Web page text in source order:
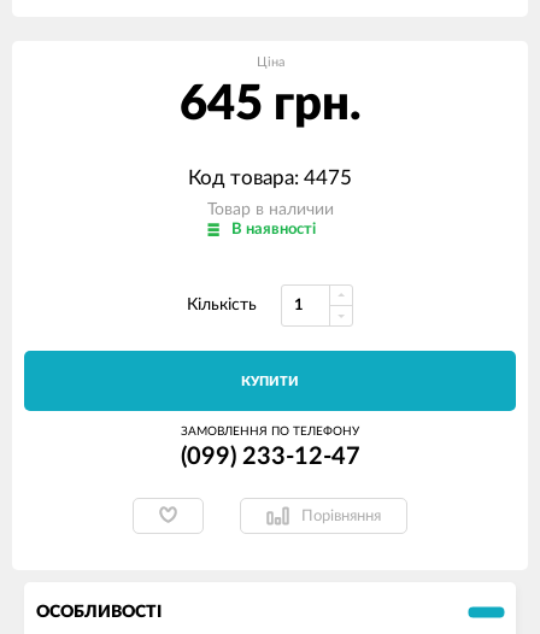
Ціна
645 грн.
Код товара: 4475
Товар в наличии
В наявності
Кількість
КУПИТИ
ЗАМОВЛЕННЯ ПО ТЕЛЕФОНУ
(099) 233-12-47
Порівняння
ОСОБЛИВОСТІ